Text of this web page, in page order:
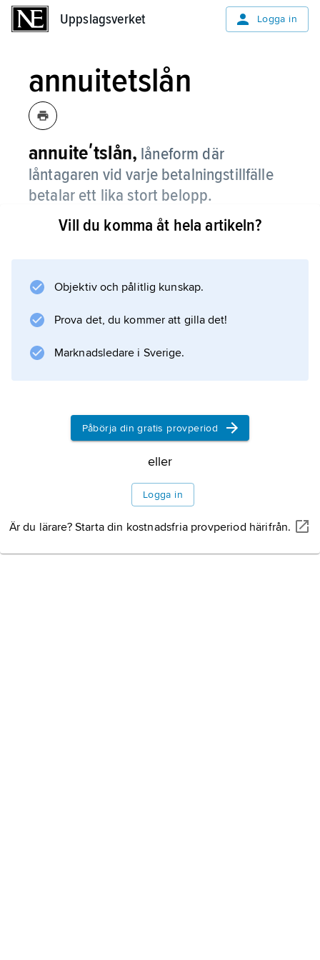
Uppslagsverket Logga in
annuitetslån
annuiteʹtslån, låneform där
låntagaren vid varje betalningstillfälle
betalar ett lika stort belopp.
Detta innebär att i början av
Vill du komma åt hela artikeln?
Objektiv och pålitlig kunskap.
Prova det, du kommer att gilla det!
Marknadsledare i Sverige.
Påbörja din gratis provperiod
eller
Logga in
Är du lärare? Starta din kostnadsfria provperiod härifrån.